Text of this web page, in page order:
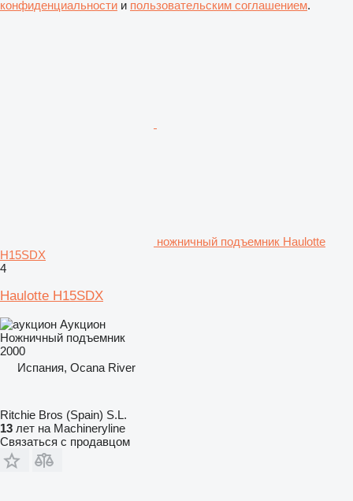
конфиденциальности и пользовательским соглашением.
ножничный подъемник Haulotte
H15SDX
4
Haulotte H15SDX
Аукцион
Ножничный подъемник
2000
Испания, Ocana River
Ritchie Bros (Spain) S.L.
13 лет на Machineryline
Связаться с продавцом